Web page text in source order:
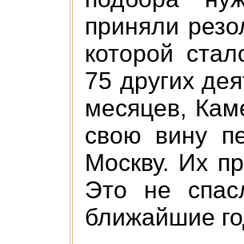
приняли
которой
75 других
месяцев,
свою вину
Москву. Их
Это не
ближайшие